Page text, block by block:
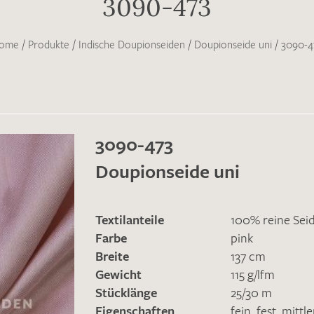
3090-473
/ Produkte / Indische Doupionseiden / Doupionseide uni / 3090-
3090-473
Doupionseide uni
Textilanteile
100% reine
Farbe
pink
Breite
137 cm
Gewicht
115 g/lfm
Stücklänge
25/30 m
Eigenschaften
fein fest